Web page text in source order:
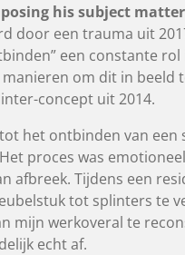
his subject matter
door een trauma uit
een constante
om dit in beeld
concept uit 2014.
het ontbinden van een
proces was
afbreek. Tijdens een
tot splinters te
mijn werkoveral te
echt af.